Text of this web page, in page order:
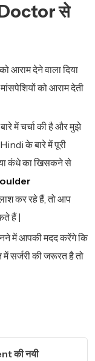
से
आराम देने वाला दिया
को आराम देती
में चर्चा की है और मुझे
के बारे में पूरी
कंधे का खिसकने से
कर रहे हैं, तो आप
हैं |
में आपकी मदद करेंगे कि
सर्जरी की जरूरत है तो
की नयी